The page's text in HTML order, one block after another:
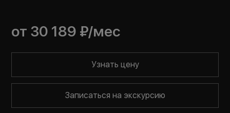
от 30 189 ₽/мес
Узнать цену
Записаться на экскурсию